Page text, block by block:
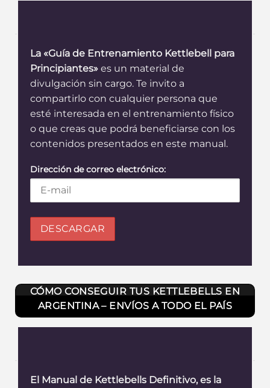
La «Guía de Entrenamiento Kettlebell para
Principiantes» es un material de
divulgación sin cargo. Te invito a
compartirlo con cualquier persona que
esté interesada en el entrenamiento físico
o que creas que podrá beneficiarse con los
contenidos presentados en este manual.
Dirección de correo electrónico:
CÓMO CONSEGUIR TUS KETTLEBELLS EN
ARGENTINA – ENVÍOS A TODO EL PAÍS
El Manual de Kettlebells Definitivo, es la